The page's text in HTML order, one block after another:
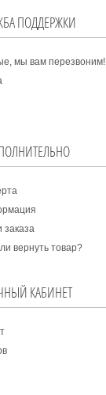
ПОДДЕРЖКИ
мы вам перезвоним!
заказа
вернуть товар?
КАБИНЕТ